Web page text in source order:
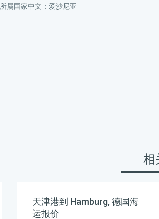
所属国家中文：爱沙尼亚
相
天津港到 Hamburg, 德国海
运报价